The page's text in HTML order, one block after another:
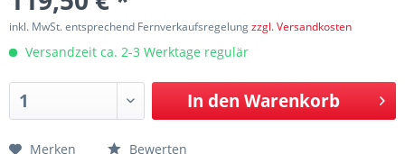
inkl. MwSt. entsprechend Fernverkaufsregelungzzgl. Versandkosten
Versandzeit ca. 2-3 Werktage regulär
In den Warenkorb
Merken Bewerten